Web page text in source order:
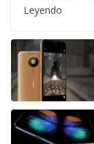
Leyendo